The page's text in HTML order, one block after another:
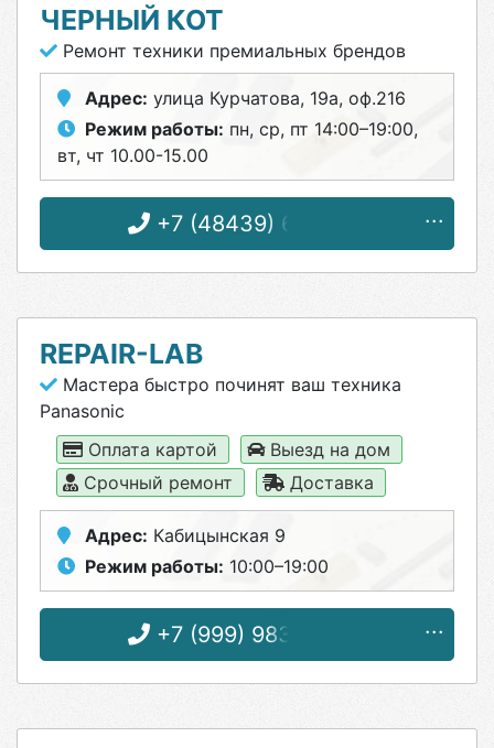
ЧЕРНЫЙ КОТ
Ремонт техники премиальных брендов
Адрес: улица Курчатова, 19а, оф.216
Режим работы: пн, ср, пт 14:00–19:00,
вт, чт 10.00-15.00
+7 (48439) 6-32-29
REPAIR-LAB
Мастера быстро починят ваш техника
Panasonic
Оплата картой
Выезд на дом
Срочный ремонт
Доставка
Адрес: Кабицынская 9
Режим работы: 10:00–19:00
+7 (999) 983-73-53